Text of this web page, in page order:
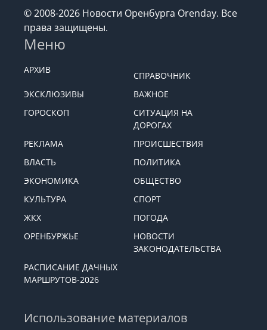
© 2008-2026 Новости Оренбурга Orenday. Все
права защищены.
Меню
АРХИВ
СПРАВОЧНИК
ЭКСКЛЮЗИВЫ
ВАЖНОЕ
ГОРОСКОП
СИТУАЦИЯ НА
ДОРОГАХ
РЕКЛАМА
ПРОИСШЕСТВИЯ
ВЛАСТЬ
ПОЛИТИКА
ЭКОНОМИКА
ОБЩЕСТВО
КУЛЬТУРА
СПОРТ
ЖКХ
ПОГОДА
ОРЕНБУРЖЬЕ
НОВОСТИ
ЗАКОНОДАТЕЛЬСТВА
РАСПИСАНИЕ ДАЧНЫХ
МАРШРУТОВ-2026
Использование материалов